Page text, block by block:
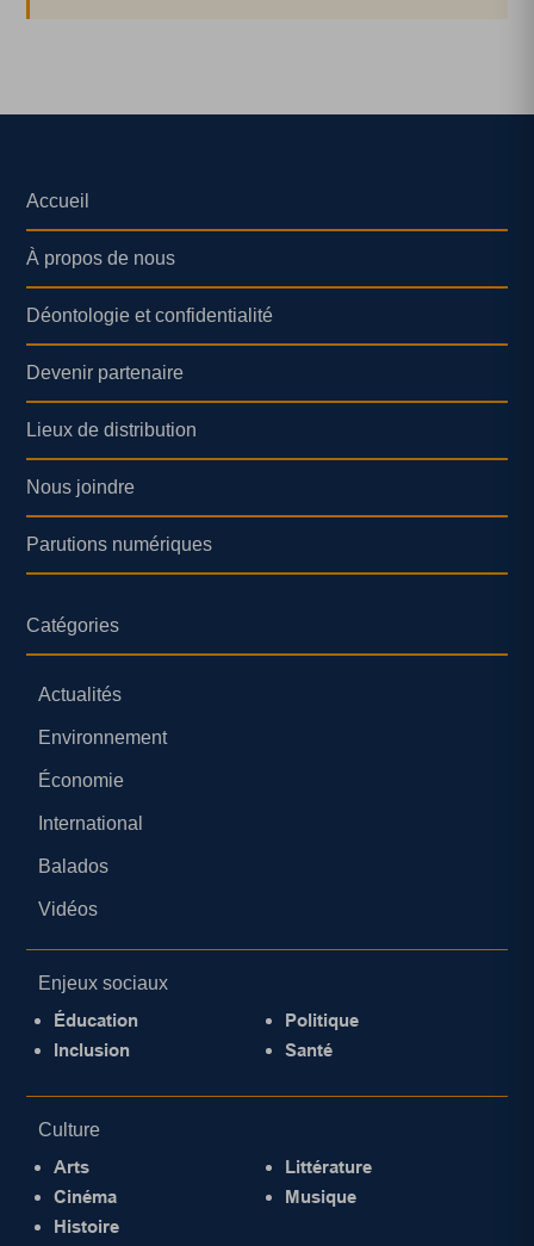
Accueil
À propos de nous
Déontologie et confidentialité
Devenir partenaire
Lieux de distribution
Nous joindre
Parutions numériques
Catégories
Actualités
Environnement
Économie
International
Balados
Vidéos
Enjeux sociaux
Éducation
Inclusion
Politique
Santé
Culture
Arts
Cinéma
Histoire
Littérature
Musique